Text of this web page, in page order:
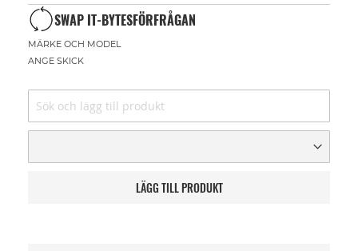
SWAP IT-BYTESFÖRFRÅGAN
MÄRKE OCH MODEL
ANGE SKICK
LÄGG TILL PRODUKT